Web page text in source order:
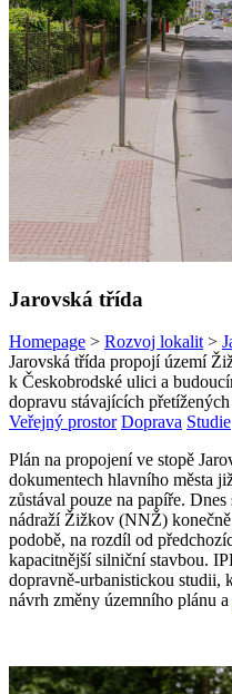
Jarovská třída
Homepage > Rozvoj lokalit >
Jarovská třída propojí území
k Českobrodské ulici a
dopravu stávajících
Veřejný prostor Doprava Studie
Plán na propojení ve stopě
dokumentech hlavního města
zůstával pouze na papíře.
nádraží Žižkov (NNŽ)
podobě, na rozdíl od
kapacitnější silniční stavbou.
dopravně-urbanistickou studii,
návrh změny územního plánu a